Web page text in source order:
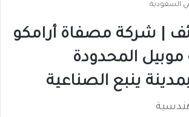
السعودية
| شركة مصفاة أرامكو
المحدودة